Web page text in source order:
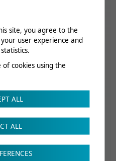
privilégier les transports
Sud).
à la Clinique romande de
vous invitons à utiliser le
site, you agree to the
user experience and
of cookies using the
ALL
ALL